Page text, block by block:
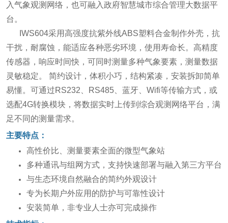
入气象观测网络，也可融入政府智慧城市综合管理大数据平
台。
IWS604采用高强度抗紫外线ABS塑料合金制作外壳，抗
干扰，耐腐蚀，能适应各种恶劣环境，使用寿命长。高精度
传感器，响应时间快，可同时测量多种气象要素，测量数据
灵敏稳定。 简约设计，体积小巧，结构紧凑，安装拆卸简单
易懂。可通过RS232、RS485、蓝牙、Wifi等传输方式，或
选配4G转换模块，将数据实时上传到综合观测网络平台，满
足不同的测量需求。
主要特点 ：
高性价比、测量要素全面的微型气象站
多种通讯与组网方式，支持快速部署与融入第三方平台
与生态环境自然融合的简约外观设计
专为长期户外应用的防护与可靠性设计
安装简单，非专业人士亦可完成操作